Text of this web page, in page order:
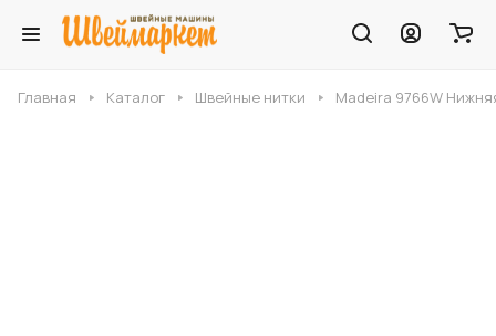
Главная Каталог Швейные нитки Madeira 9766W